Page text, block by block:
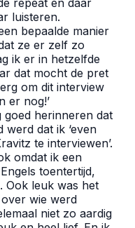
luisteren.
bepaalde manier
ze er zelf zo
ik er in hetzelfde
dat mocht de pret
om dit interview
er nog!’
goed herinneren dat
werd dat ik ‘even
te interviewen’.
omdat ik een
toentertijd,
Ook leuk was het
wie werd
niet zo aardig